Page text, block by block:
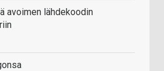
avoimen lähdekoodin